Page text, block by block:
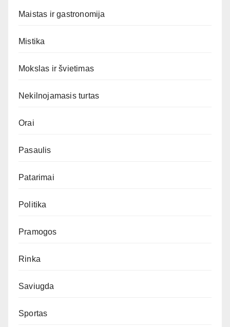
Maistas ir gastronomija
Mistika
Mokslas ir švietimas
Nekilnojamasis turtas
Orai
Pasaulis
Patarimai
Politika
Pramogos
Rinka
Saviugda
Sportas